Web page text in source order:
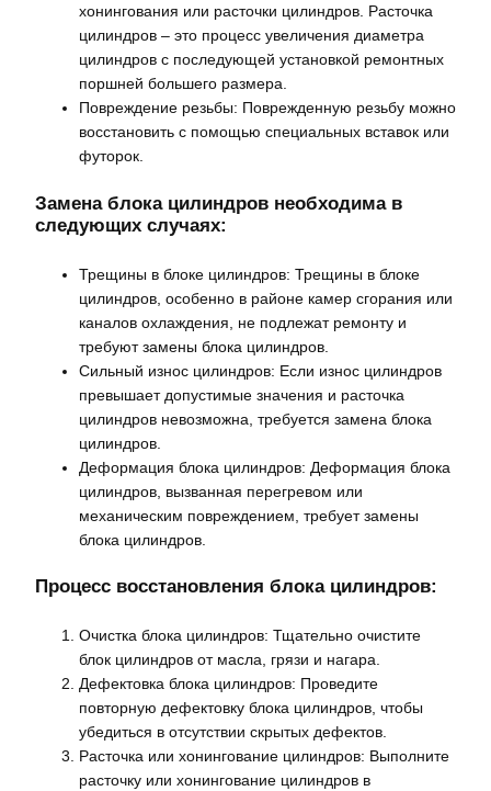
хонингования или расточки цилиндров. Расточка
цилиндров – это процесс увеличения диаметра
цилиндров с последующей установкой ремонтных
поршней большего размера.
Повреждение резьбы: Поврежденную резьбу можно
восстановить с помощью специальных вставок или
футорок.
Замена блока цилиндров необходима в
следующих случаях:
Трещины в блоке цилиндров: Трещины в блоке
цилиндров, особенно в районе камер сгорания или
каналов охлаждения, не подлежат ремонту и
требуют замены блока цилиндров.
Сильный износ цилиндров: Если износ цилиндров
превышает допустимые значения и расточка
цилиндров невозможна, требуется замена блока
цилиндров.
Деформация блока цилиндров: Деформация блока
цилиндров, вызванная перегревом или
механическим повреждением, требует замены
блока цилиндров.
Процесс восстановления блока цилиндров:
Очистка блока цилиндров: Тщательно очистите
блок цилиндров от масла, грязи и нагара.
Дефектовка блока цилиндров: Проведите
повторную дефектовку блока цилиндров, чтобы
убедиться в отсутствии скрытых дефектов.
Расточка или хонингование цилиндров: Выполните
расточку или хонингование цилиндров в